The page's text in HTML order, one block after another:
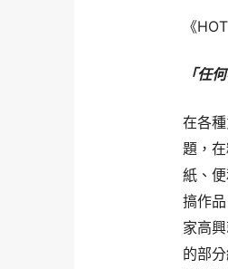
《
「任
在各
題，
紙、
搞作
家高
的部